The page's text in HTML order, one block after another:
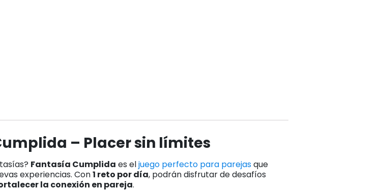
– Placer sin límites
Fantasía Cumplida es eljuego perfecto para parejasque
experiencias. Con1 reto por día, podrán disfrutar de desafíos
la conexión en pareja.